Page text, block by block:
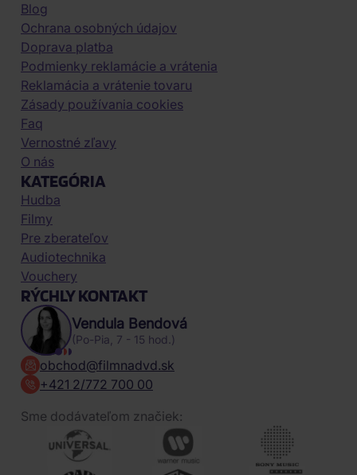
Blog
Ochrana osobných údajov
Doprava platba
Podmienky reklamácie a vrátenia
Reklamácia a vrátenie tovaru
Zásady používania cookies
Faq
Vernostné zľavy
O nás
KATEGÓRIA
Hudba
Filmy
Pre zberateľov
Audiotechnika
Vouchery
RÝCHLY KONTAKT
Vendula Bendová
(Po-Pia, 7 - 15 hod.)
obchod@filmnadvd.sk
+421 2/772 700 00
Sme dodávateľom značiek: